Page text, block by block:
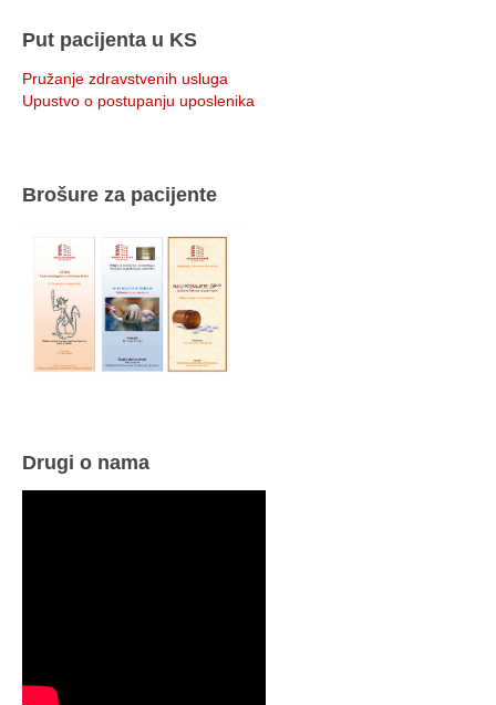
Put pacijenta u KS
Pružanje zdravstvenih usluga
Upustvo o postupanju uposlenika
Brošure za pacijente
Drugi o nama